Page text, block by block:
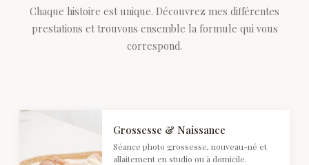
Chaque histoire est unique. Découvrez mes différentes
prestations et trouvons ensemble la formule qui vous
correspond.
Séances photo en Vendée — Grossesse,
Grossesse & Naissance
Séance photo grossesse, nouveau-né et
allaitement en studio ou à domicile.